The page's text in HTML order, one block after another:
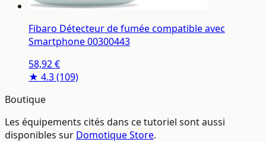
Fibaro Détecteur de fumée compatible avec
Smartphone 00300443
58,92 €
★ 4.3(109)
Boutique
Les équipements cités dans ce tutoriel sont aussi
disponibles sur Domotique Store.